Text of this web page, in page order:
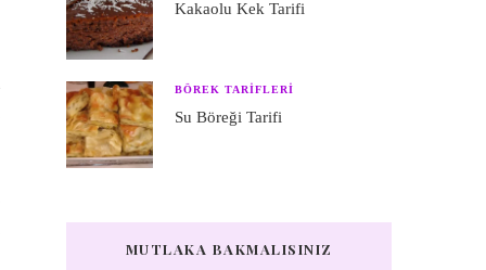
Kakaolu Kek Tarifi
BÖREK TARIFLERI
Su Böreği Tarifi
MUTLAKA BAKMALISINIZ